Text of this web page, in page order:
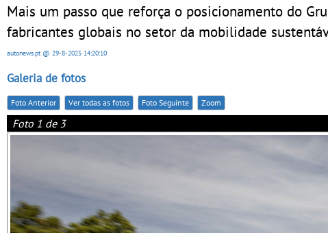
Mais um passo que reforça o posicionamento do
fabricantes globais no setor da mobilidade
autonews.pt @ 29-8-2025 14:20:10
Galeria de fotos
Foto Anterior Ver todas as fotos Foto Seguinte Zoom
Foto 1 de 3